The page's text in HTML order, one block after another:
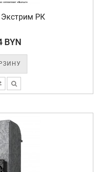
РК
BYN